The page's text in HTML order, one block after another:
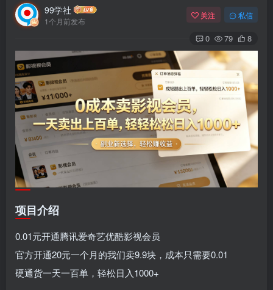
99学社
1个月前发布
关注 私信
0 79 8
项目介绍
0.01元开通腾讯爱奇艺优酷影视会员
官方开通20元一个月的我们卖9.9块，成本只需要0.01
硬通货一天一百单，轻松日入1000+